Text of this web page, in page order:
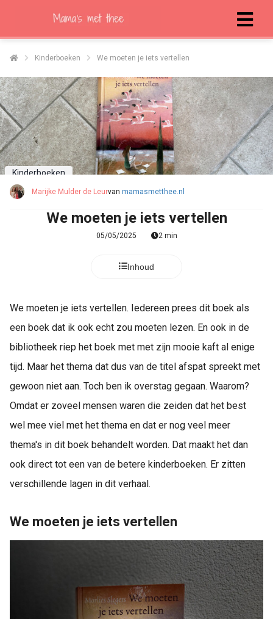
Kinderboeken We moeten je iets vertellen
Kinderboeken
Marijke Mulder de Leurvan mamasmetthee.nl
We moeten je iets vertellen
05/05/2025 2 min
Inhoud
We moeten je iets vertellen. Iedereen prees dit boek als
een boek dat ik ook echt zou moeten lezen. En ook in de
bibliotheek riep het boek met met zijn mooie kaft al enige
tijd. Maar het thema dat dus van de titel afspat spreekt met
gewoon niet aan. Toch ben ik overstag gegaan. Waarom?
Omdat er zoveel mensen waren die zeiden dat het best
wel mee viel met het thema en dat er nog veel meer
thema's in dit boek behandelt worden. Dat maakt het dan
ook direct tot een van de betere kinderboeken. Er zitten
verschillende lagen in dit verhaal.
We moeten je iets vertellen